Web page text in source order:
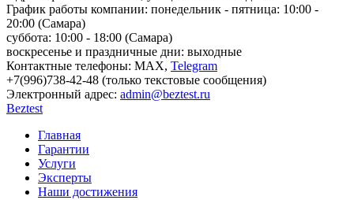
График работы компании: понедельник - пятница: 10:00 -
20:00 (Самара)
суббота: 10:00 - 18:00 (Самара)
воскресенье и праздничные дни: выходные
Контактные телефоны: МАХ, Telegram
+7(996)738-42-48 (только текстовые сообщения)
Электронный адрес: admin@beztest.ru
Beztest
Главная
Гарантии
Услуги
Эксперты
Наши достижения